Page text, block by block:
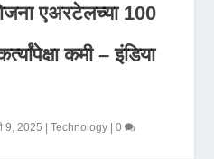
एअरटेलच्या 100
कमी – इंडिया
9, 2025 |Technology |0